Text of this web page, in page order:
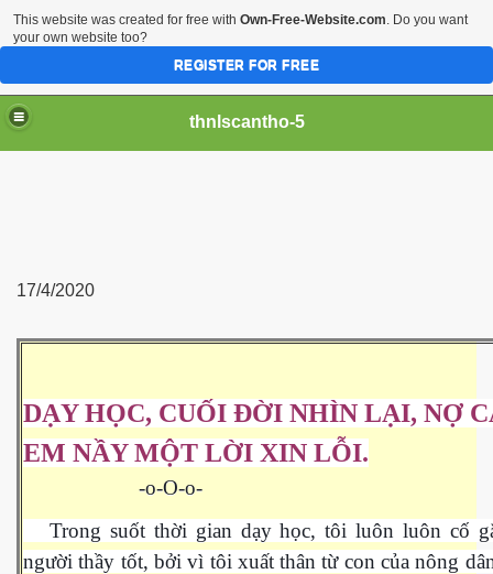
thnlscantho-5
17/4/2020
DẠY HỌC, CUỐI ĐỜI NHÌN LẠI, NỢ
EM NẦY MỘT LỜI XIN LỖI.
-o-O-o-
Trong suốt thời gian dạy học, tôi luôn luôn cố
người thầy tốt, bởi vì tôi xuất thân từ con của nông
Bộ xưa
This website was created for free with Own-Free-Website.com. Do you want
your own website too?
REGISTER FOR FREE